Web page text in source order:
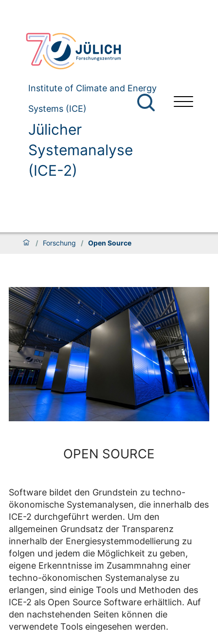
Institute of Climate and Energy
Systems (ICE)
Jülicher
Systemanalyse
(ICE-2)
/ Forschung / Open Source
OPEN SOURCE
Software bildet den Grundstein zu techno-
ökonomische Systemanalysen, die innerhalb des
ICE-2 durchgeführt werden. Um den
allgemeinen Grundsatz der Transparenz
innerhalb der Energiesystemmodellierung zu
folgen und jedem die Möglichkeit zu geben,
eigene Erkenntnisse im Zusammnahng einer
techno-ökonomischen Systemanalyse zu
erlangen, sind einige Tools und Methoden des
ICE-2 als Open Source Software erhältlich. Auf
den nachstehenden Seiten können die
verwendete Tools eingesehen werden.